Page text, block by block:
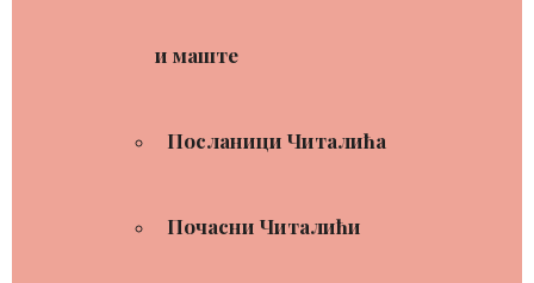
и маште
Посланици Читалића
Почасни Читалићи